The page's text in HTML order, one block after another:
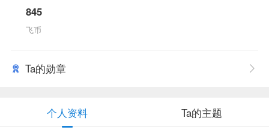
845
飞币
Ta的勋章
个人资料 Ta的主题